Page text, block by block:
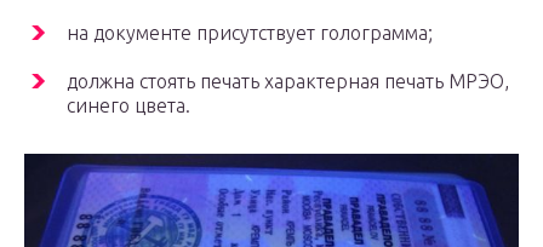
на документе присутствует голограмма;
должна стоять печать характерная печать МРЭО,
синего цвета.